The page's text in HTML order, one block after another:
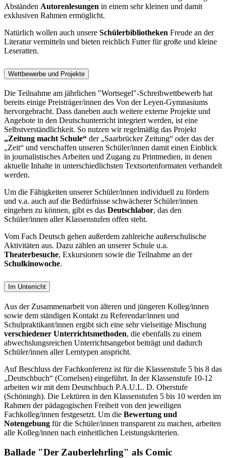
Abständen Autorenlesungen in einem sehr kleinen und damit
exklusiven Rahmen ermöglicht.
Natürlich wollen auch unsere Schülerbibliotheken Freude an der
Literatur vermitteln und bieten reichlich Futter für große und kleine
Leseratten.
Wettbewerbe und Projekte
Die Teilnahme am jährlichen "Wortsegel"-Schreibwettbewerb hat
bereits einige Preisträger/innen des Von der Leyen-Gymnasiums
hervorgebracht. Dass daneben auch weitere externe Projekte und
Angebote in den Deutschunterricht integriert werden, ist eine
Selbstverständlichkeit. So nutzen wir regelmäßig das Projekt
„Zeitung macht Schule“ der „Saarbrücker Zeitung“ oder das der
„Zeit“ und verschaffen unseren Schüler/innen damit einen Einblick
in journalistisches Arbeiten und Zugang zu Printmedien, in denen
aktuelle Inhalte in unterschiedlichsten Textsortenformaten verhandelt
werden.
Um die Fähigkeiten unserer Schüler/innen individuell zu fördern
und v.a. auch auf die Bedürfnisse schwächerer Schüler/innen
eingehen zu können, gibt es das Deutschlabor, das den
Schüler/innen aller Klassenstufen offen steht.
Vom Fach Deutsch gehen außerdem zahlreiche außerschulische
Aktivitäten aus. Dazu zählen an unserer Schule u.a.
Theaterbesuche, Exkursionen sowie die Teilnahme an der
Schulkinowoche.
Im Unterricht
Aus der Zusammenarbeit von älteren und jüngeren Kolleg/innen
sowie dem ständigen Kontakt zu Referendar/innen und
Schulpraktikant/innen ergibt sich eine sehr vielseitige Mischung
verschiedener Unterrichtsmethoden, die ebenfalls zu einem
abwechslungsreichen Unterrichtsangebot beiträgt und dadurch
Schüler/innen aller Lerntypen anspricht.
Auf Beschluss der Fachkonferenz ist für die Klassenstufe 5 bis 8 das
„Deutschbuch“ (Cornelsen) eingeführt. In der Klassenstufe 10-12
arbeiten wir mit dem Deutschbuch P.A.U.L. D. Oberstufe
(Schöningh). Die Lektüren in den Klassenstufen 5 bis 10 werden im
Rahmen der pädagogischen Freiheit von den jeweiligen
Fachkolleg/innen festgesetzt. Um die Bewertung und
Notengebung für die Schüler/innen transparent zu machen, arbeiten
alle Kolleg/innen nach einheitlichen Leistungskriterien.
Ballade "Der Zauberlehrling" als Comic